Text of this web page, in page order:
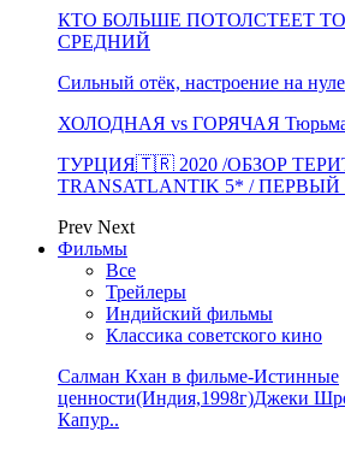
КТО БОЛЬШЕ ПОТОЛСТЕЕТ
СРЕДНИЙ
Сильный отёк, настроение на нуле
ХОЛОДНАЯ vs ГОРЯЧАЯ Тюрьма
ТУРЦИЯ🇹🇷 2020 /ОБЗОР
TRANSATLANTIK 5* /
Prev Next
Фильмы
Все
Трейлеры
Индийский фильмы
Классика советского кино
Салман Кхан в фильме-Истинные
ценности(Индия,1998г)Джеки
Капур..